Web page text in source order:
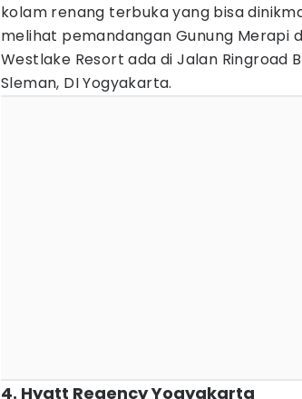
kolam renang terbuka yang bisa
melihat pemandangan Gunung Merapi
Westlake Resort ada di Jalan Ringroad
Sleman, DI Yogyakarta.
4. Hyatt Regency Yogyakarta